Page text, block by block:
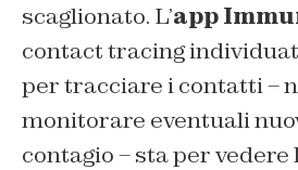
scaglionato. L’app
contact tracing
per tracciare i contatti –
monitorare eventuali
contagio – sta per vedere